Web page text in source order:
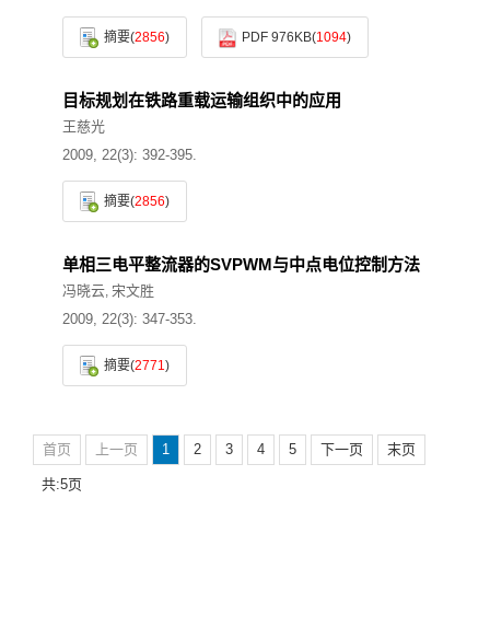
摘要(2856) PDF 976KB(1094)
目标规划在铁路重载运输组织中的应用
王慈光
2009, 22(3): 392-395.
摘要(2856)
单相三电平整流器的SVPWM与中点电位控制方法
冯晓云, 宋文胜
2009, 22(3): 347-353.
摘要(2771)
首页 上一页 1 2 3 4 5 下一页 末页
共:5页